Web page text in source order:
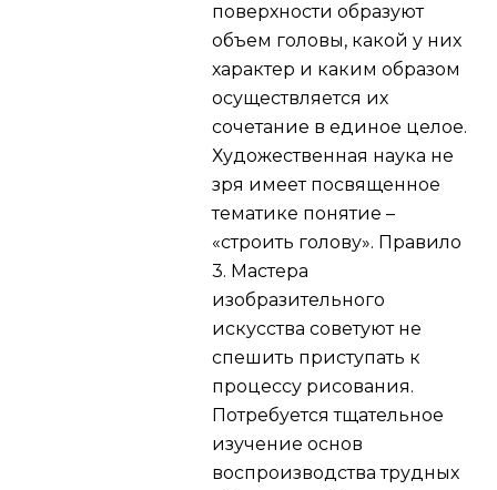
поверхности образуют
объем головы, какой у них
характер и каким образом
осуществляется их
сочетание в единое целое.
Художественная наука не
зря имеет посвященное
тематике понятие –
«строить голову». Правило
3. Мастера
изобразительного
искусства советуют не
спешить приступать к
процессу рисования.
Потребуется тщательное
изучение основ
воспроизводства трудных